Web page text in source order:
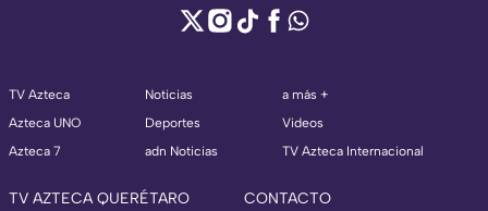
TV Azteca
Azteca UNO
Azteca 7
Noticias
Deportes
adn Noticias
a más +
Videos
TV Azteca Internacional
TV AZTECA QUERÉTARO CONTACTO